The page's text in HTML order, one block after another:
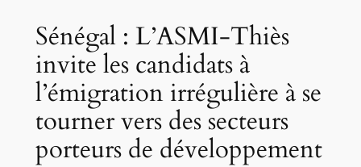
Sénégal : L’ASMI-Thiès
invite les candidats à
l’émigration irrégulière à se
tourner vers des secteurs
porteurs de développement